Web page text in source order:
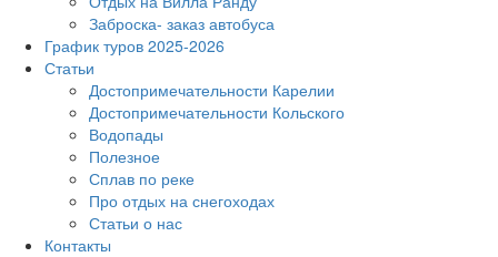
Заброска- заказ автобуса
График туров 2025-2026
Статьи
Достопримечательности Карелии
Достопримечательности Кольского
Водопады
Полезное
Сплав по реке
Про отдых на снегоходах
Статьи о нас
Контакты